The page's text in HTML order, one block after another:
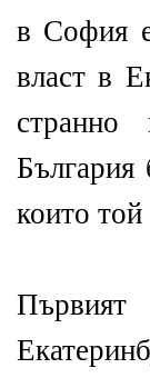
в София
власт в
странно
България
които